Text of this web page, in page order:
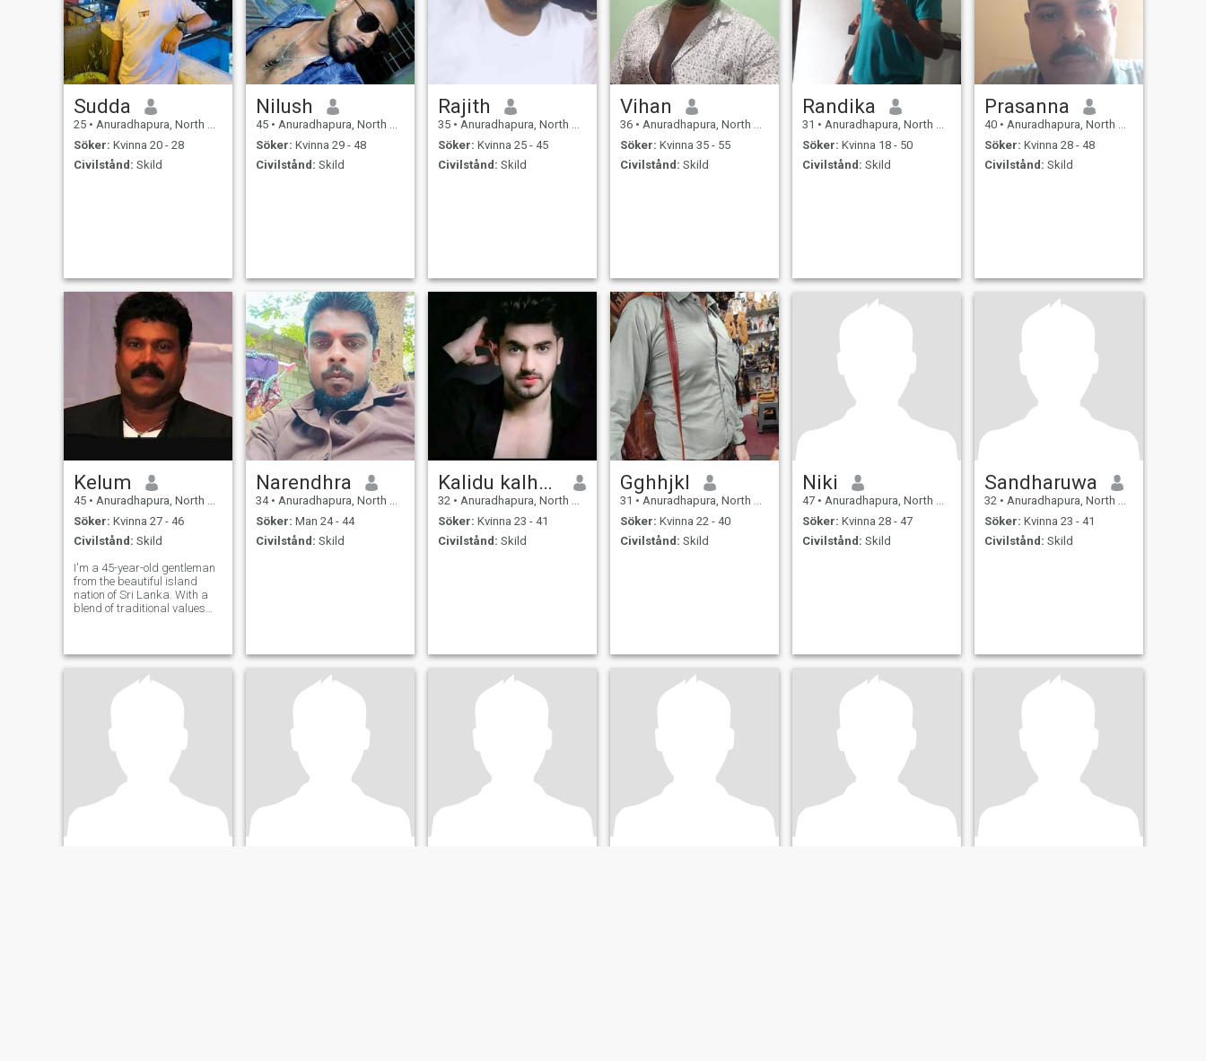
Sudda
25 • Anuradhapura, North Central, Sri Lanka
Söker: Kvinna 20 - 28
Civilstånd: Skild
Nilush
45 • Anuradhapura, North Central, Sri Lanka
Söker: Kvinna 29 - 48
Civilstånd: Skild
Rajith
35 • Anuradhapura, North Central, Sri Lanka
Söker: Kvinna 25 - 45
Civilstånd: Skild
Vihan
36 • Anuradhapura, North Central, Sri Lanka
Söker: Kvinna 35 - 55
Civilstånd: Skild
Randika
31 • Anuradhapura, North Central, Sri Lanka
Söker: Kvinna 18 - 50
Civilstånd: Skild
Prasanna
40 • Anuradhapura, North Central, Sri Lanka
Söker: Kvinna 28 - 48
Civilstånd: Skild
Kelum
45 • Anuradhapura, North Central, Sri Lanka
Söker: Kvinna 27 - 46
Civilstånd: Skild
I'm a 45-year-old gentleman
from the beautiful island
nation of Sri Lanka. With a
blend of traditional values
connections that come with
genuine relationships. I enjoy
exploring nat
Narendhra
34 • Anuradhapura, North Central, Sri Lanka
Söker: Man 24 - 44
Civilstånd: Skild
Kalidu kalhara
32 • Anuradhapura, North Central, Sri Lanka
Söker: Kvinna 23 - 41
Civilstånd: Skild
Gghhjkl
31 • Anuradhapura, North Central, Sri Lanka
Söker: Kvinna 22 - 40
Civilstånd: Skild
Niki
47 • Anuradhapura, North Central, Sri Lanka
Söker: Kvinna 28 - 47
Civilstånd: Skild
Sandharuwa
32 • Anuradhapura, North Central, Sri Lanka
Söker: Kvinna 23 - 41
Civilstånd: Skild